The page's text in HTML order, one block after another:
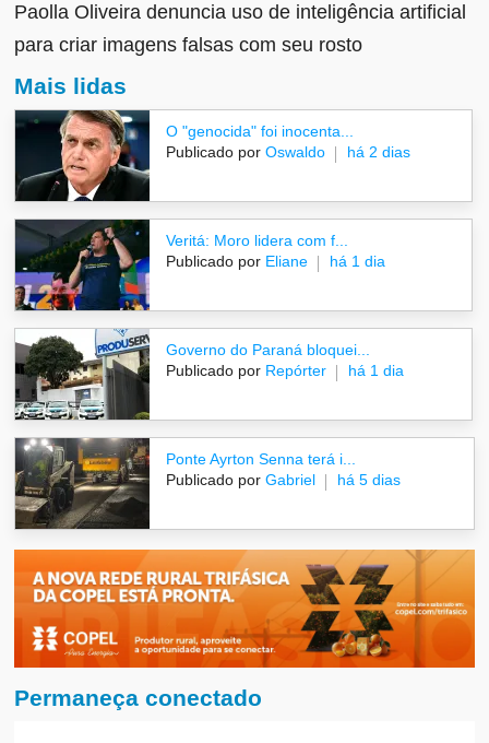
Paolla Oliveira denuncia uso de inteligência artificial
para criar imagens falsas com seu rosto
Mais lidas
O "genocida" foi inocenta...
Publicado por Oswaldo há 2 dias
Veritá: Moro lidera com f...
Publicado por Eliane há 1 dia
Governo do Paraná bloquei...
Publicado por Repórter há 1 dia
Ponte Ayrton Senna terá i...
Publicado por Gabriel há 5 dias
Permaneça conectado